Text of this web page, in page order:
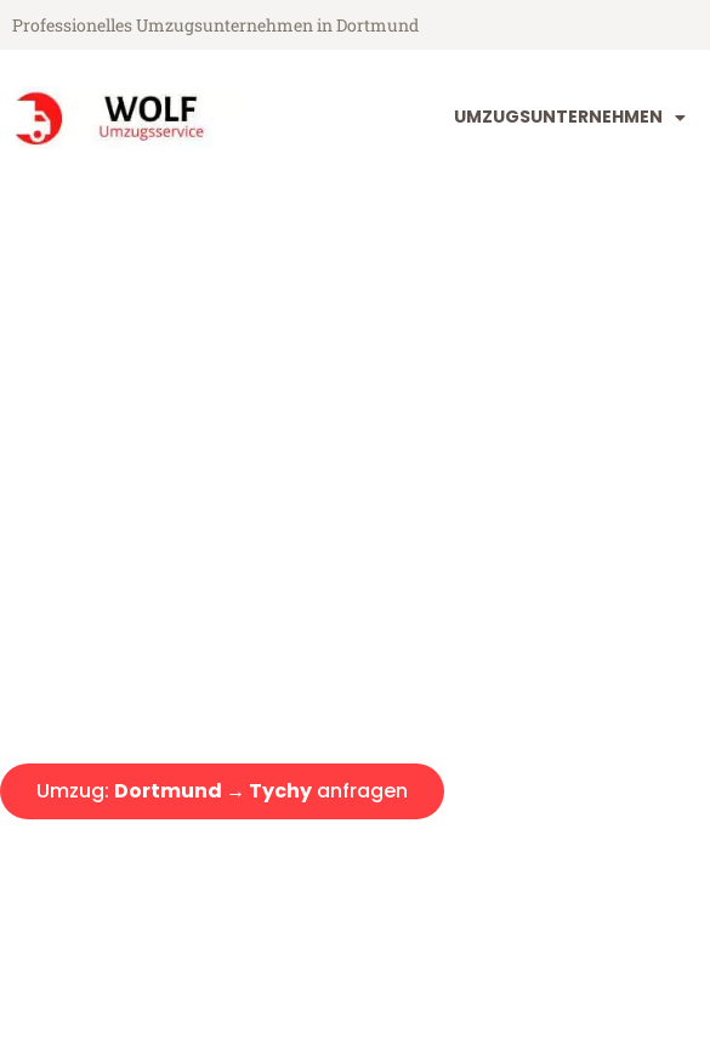
Professionelles Umzugsunternehmen in Dortmund
UMZUGSUNTERNEHMEN
Umzug: Dortmund → Tychy anfragen